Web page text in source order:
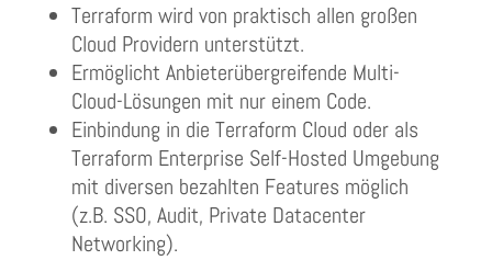
Terraform wird von praktisch allen großen
Cloud Providern unterstützt.
Ermöglicht Anbieterübergreifende Multi-
Cloud-Lösungen mit nur einem Code.
Einbindung in die Terraform Cloud oder als
Terraform Enterprise Self-Hosted Umgebung
mit diversen bezahlten Features möglich
(z.B. SSO, Audit, Private Datacenter
Networking).